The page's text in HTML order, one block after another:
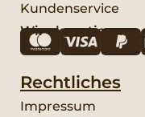
Kundenservice
Wir akzeptieren:
Rechtliches
Impressum